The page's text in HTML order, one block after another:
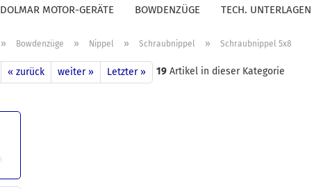
Konto erstellen
DOLMAR MOTOR-GERÄTE BOWDENZÜGE TECH. UNTERLAGEN
» Bowdenzüge » Nippel » Schraubnippel » Schraubnippel 5x8
« zurück weiter » Letzter » 19 Artikel in dieser Kategorie